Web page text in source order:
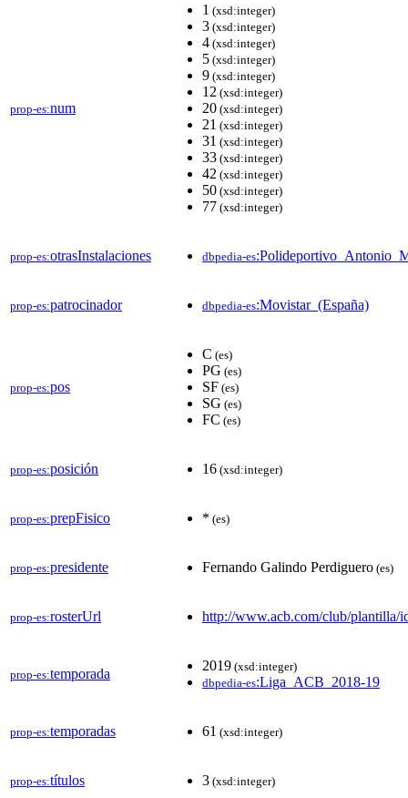
prop-es:num
1 (xsd:integer)
3 (xsd:integer)
4 (xsd:integer)
5 (xsd:integer)
9 (xsd:integer)
12 (xsd:integer)
20 (xsd:integer)
21 (xsd:integer)
31 (xsd:integer)
33 (xsd:integer)
42 (xsd:integer)
50 (xsd:integer)
77 (xsd:integer)
prop-es:otrasInstalaciones dbpedia-es
prop-es:patrocinador dbpedia-es:Movistar_(España)
prop-es:pos
C (es)
PG (es)
SF (es)
SG (es)
FC (es)
prop-es:posición 16 (xsd:integer)
prop-es:prepFisico * (es)
prop-es:presidente Fernando Galindo Perdiguero (es)
prop-es:rosterUrl http://www.acb.com/club/plantilla/
prop-es:temporada
2019 (xsd:integer)
dbpedia-es:Liga_ACB_2018-19
prop-es:temporadas 61 (xsd:integer)
prop-es:títulos 3 (xsd:integer)